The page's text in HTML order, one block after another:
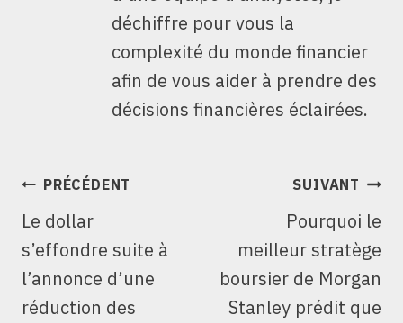
déchiffre pour vous la
complexité du monde financier
afin de vous aider à prendre des
décisions financières éclairées.
NAVIGATION
L’ARTICLE
PRÉCÉDENT
Le dollar
s’effondre suite à
l’annonce d’une
réduction des
SUIVANT
Pourquoi le
meilleur stratège
boursier de Morgan
Stanley prédit que